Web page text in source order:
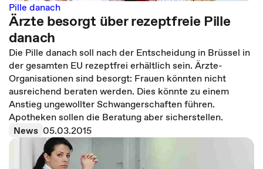
Pille danach
Ärzte besorgt über rezeptfreie Pille
danach
Die Pille danach soll nach der Entscheidung in Brüssel in
der gesamten EU rezeptfrei erhältlich sein. Ärzte-
Organisationen sind besorgt: Frauen könnten nicht
ausreichend beraten werden. Dies könnte zu einem
Anstieg ungewollter Schwangerschaften führen.
Apotheken sollen die Beratung aber sicherstellen.
News 05.03.2015